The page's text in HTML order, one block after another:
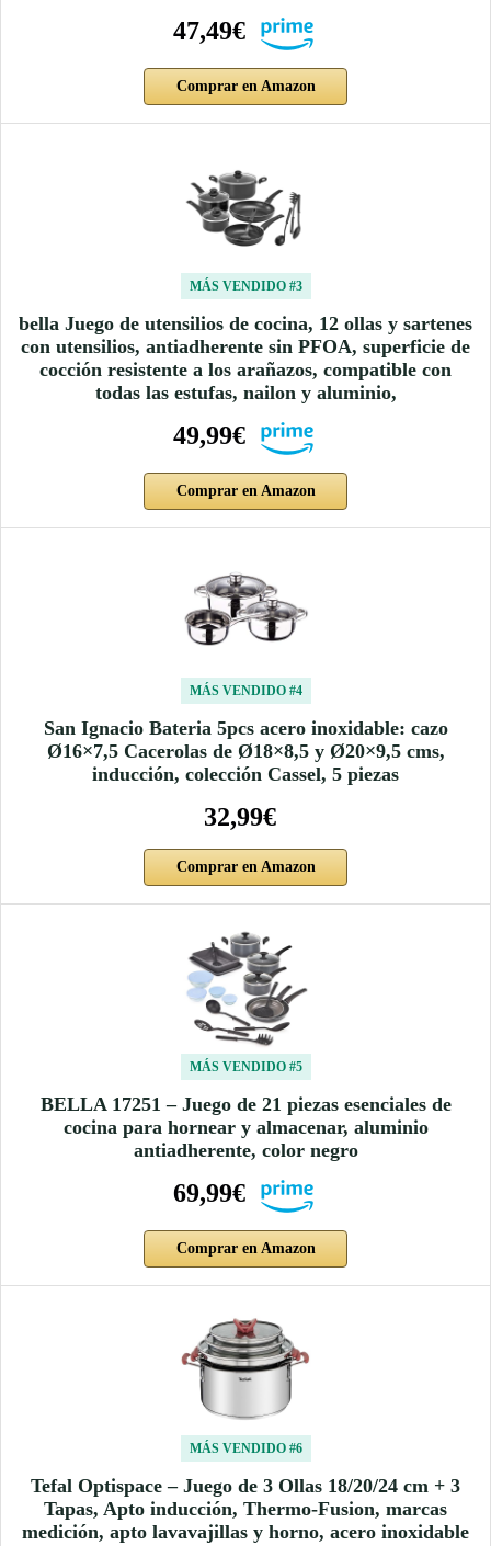
47,49€
Comprar en Amazon
MÁS VENDIDO #3
bella Juego de utensilios de cocina, 12 ollas y sartenes
con utensilios, antiadherente sin PFOA, superficie de
cocción resistente a los arañazos, compatible con
todas las estufas, nailon y aluminio,
49,99€
Comprar en Amazon
MÁS VENDIDO #4
San Ignacio Bateria 5pcs acero inoxidable: cazo
Ø16×7,5 Cacerolas de Ø18×8,5 y Ø20×9,5 cms,
inducción, colección Cassel, 5 piezas
32,99€
Comprar en Amazon
MÁS VENDIDO #5
BELLA 17251 – Juego de 21 piezas esenciales de
cocina para hornear y almacenar, aluminio
antiadherente, color negro
69,99€
Comprar en Amazon
MÁS VENDIDO #6
Tefal Optispace – Juego de 3 Ollas 18/20/24 cm + 3
Tapas, Apto inducción, Thermo-Fusion, marcas
medición, apto lavavajillas y horno, acero inoxidable